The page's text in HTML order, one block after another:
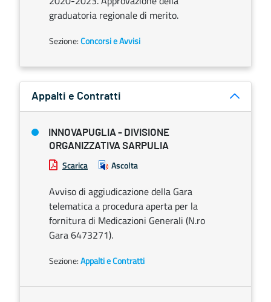
graduatoria regionale di merito.
Sezione:Concorsi e Avvisi
Appalti e Contratti
INNOVAPUGLIA - DIVISIONE
ORGANIZZATIVA SARPULIA
Scarica Ascolta
Avviso di aggiudicazione della Gara
telematica a procedura aperta per la
fornitura di Medicazioni Generali (N.ro
Gara 6473271).
Sezione:Appalti e Contratti